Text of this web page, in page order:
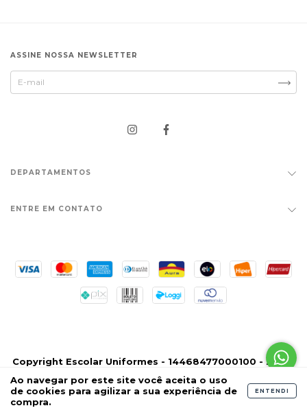
Ao navegar por este site você aceita o uso
de cookies para agilizar a sua experiência de
compra.
ENTENDI
ASSINE NOSSA NEWSLETTER
DEPARTAMENTOS
ENTRE EM CONTATO
Copyright Escolar Uniformes - 14468477000100 - 2026.